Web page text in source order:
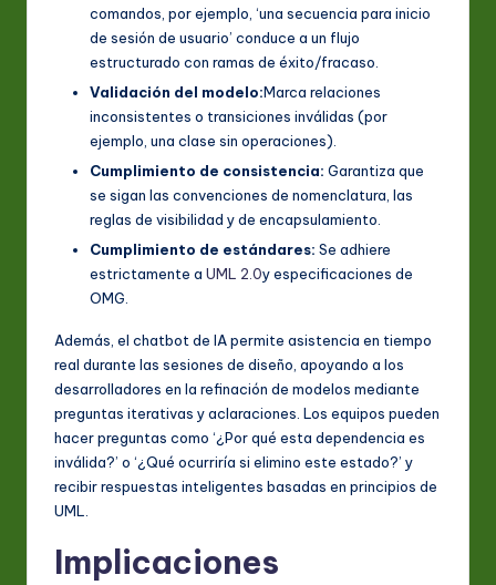
comandos, por ejemplo, ‘una secuencia para inicio
de sesión de usuario’ conduce a un flujo
estructurado con ramas de éxito/fracaso.
Validación del modelo:Marca relaciones
inconsistentes o transiciones inválidas (por
ejemplo, una clase sin operaciones).
Cumplimiento de consistencia: Garantiza que
se sigan las convenciones de nomenclatura, las
reglas de visibilidad y de encapsulamiento.
Cumplimiento de estándares: Se adhiere
estrictamente a UML 2.0y especificaciones de
OMG.
Además, el chatbot de IA permite asistencia en tiempo
real durante las sesiones de diseño, apoyando a los
desarrolladores en la refinación de modelos mediante
preguntas iterativas y aclaraciones. Los equipos pueden
hacer preguntas como ‘¿Por qué esta dependencia es
inválida?’ o ‘¿Qué ocurriría si elimino este estado?’ y
recibir respuestas inteligentes basadas en principios de
UML.
Implicaciones